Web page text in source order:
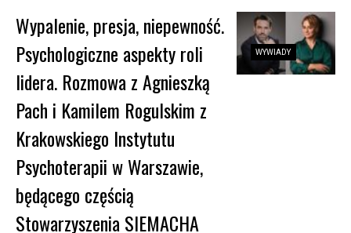
WYWIADY
Wypalenie, presja, niepewność.
Psychologiczne aspekty roli
lidera. Rozmowa z Agnieszką
Pach i Kamilem Rogulskim z
Krakowskiego Instytutu
Psychoterapii w Warszawie,
będącego częścią
Stowarzyszenia SIEMACHA